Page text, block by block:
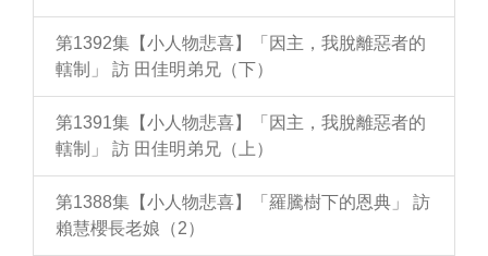
第1392集【小人物悲喜】「因主，我脫離惡者的
轄制」 訪 田佳明弟兄（下）
第1391集【小人物悲喜】「因主，我脫離惡者的
轄制」 訪 田佳明弟兄（上）
第1388集【小人物悲喜】「羅騰樹下的恩典」 訪
賴慧櫻長老娘（2）